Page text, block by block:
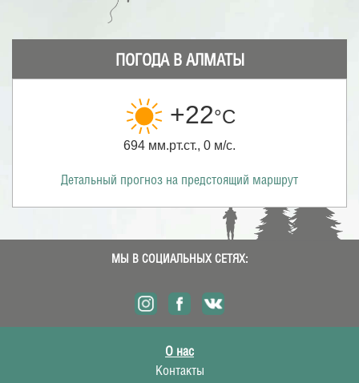
ПОГОДА В АЛМАТЫ
+22°С
694 мм.рт.ст., 0 м/с.
Детальный прогноз на предстоящий маршрут
МЫ В СОЦИАЛЬНЫХ СЕТЯХ:
О нас
Контакты